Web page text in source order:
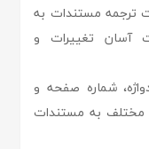
ترجمه مستندات به
آسان تغییرات و
شماره صفحه و
مختلف به مستندات